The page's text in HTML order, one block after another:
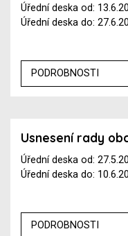
Úřední deska od:
Úřední deska do:
PODROBNOSTI
Usnesení rady
Úřední deska od:
Úřední deska do:
PODROBNOSTI